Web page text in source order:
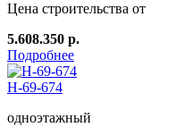
Цена строительства от
5.608.350 р.
Подробнее
Н-69-674
одноэтажный